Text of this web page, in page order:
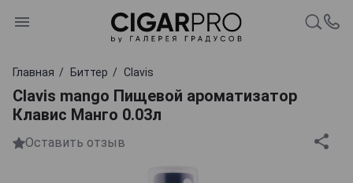
Главная Биттер Clavis
Clavis mango Пищевой ароматизатор
Клавис Манго 0.03л
Оставить отзыв